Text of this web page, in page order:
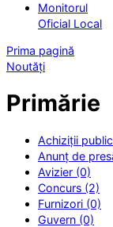
Monitorul
Oficial Local
Prima pagină
Noutăți
Primărie
Achiziții
Anunț de
Avizier (0)
Concurs (2)
Furnizori (0)
Guvern (0)